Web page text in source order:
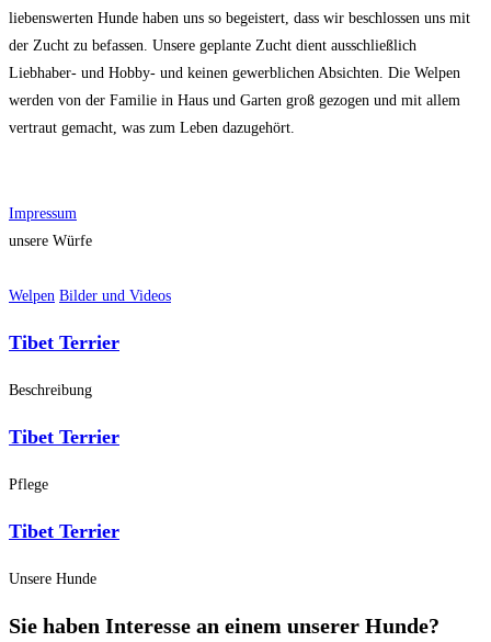
liebenswerten Hunde haben uns so begeistert, dass wir beschlossen uns mit
der Zucht zu befassen. Unsere geplante Zucht dient ausschließlich
Liebhaber- und Hobby- und keinen gewerblichen Absichten. Die Welpen
werden von der Familie in Haus und Garten groß gezogen und mit allem
vertraut gemacht, was zum Leben dazugehört.
Impressum
unsere Würfe
Welpen Bilder und Videos
Tibet Terrier
Beschreibung
Tibet Terrier
Pflege
Tibet Terrier
Unsere Hunde
Sie haben Interesse an einem unserer Hunde?